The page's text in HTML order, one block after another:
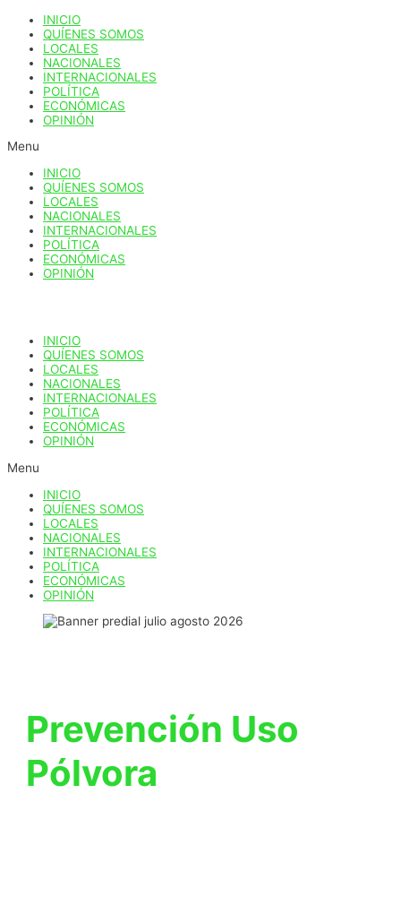
contenido
INICIO
QUÍENES SOMOS
LOCALES
NACIONALES
INTERNACIONALES
POLÍTICA
ECONÓMICAS
OPINIÓN
Menu
INICIO
QUÍENES SOMOS
LOCALES
NACIONALES
INTERNACIONALES
POLÍTICA
ECONÓMICAS
OPINIÓN
INICIO
QUÍENES SOMOS
LOCALES
NACIONALES
INTERNACIONALES
POLÍTICA
ECONÓMICAS
OPINIÓN
Menu
INICIO
QUÍENES SOMOS
LOCALES
NACIONALES
INTERNACIONALES
POLÍTICA
ECONÓMICAS
OPINIÓN
Prevención Uso
Pólvora